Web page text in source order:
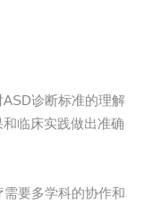
诊断标准的理解
临床实践做出准确
要多学科的协作和